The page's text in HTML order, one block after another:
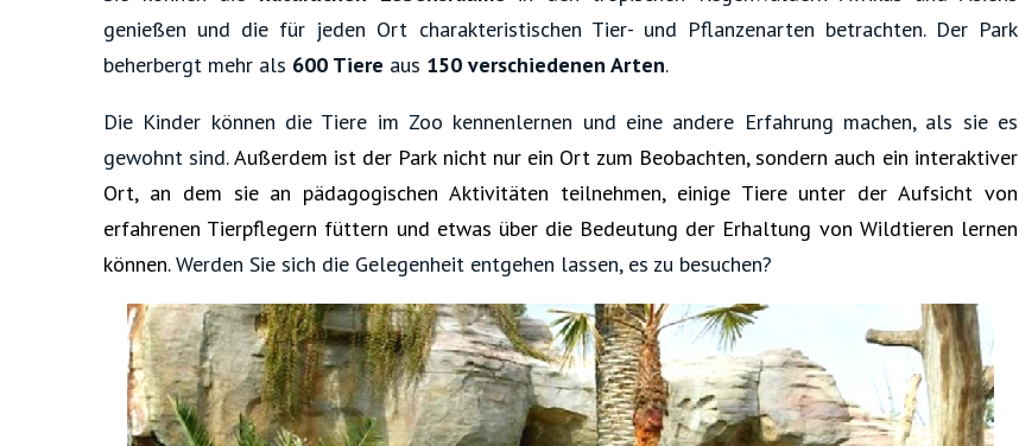
genießen und die für jeden Ort charakteristischen Tier- und Pflanzenarten betrachten. Der Park
beherbergt mehr als 600 Tiere aus 150 verschiedenen Arten.
Die Kinder können die Tiere im Zoo kennenlernen und eine andere Erfahrung machen, als sie es
gewohnt sind.Außerdem ist der Park nicht nur ein Ort zum Beobachten, sondern auch ein interaktiver
Ort, an dem sie an pädagogischen Aktivitäten teilnehmen, einige Tiere unter der Aufsicht von
erfahrenen Tierpflegern füttern und etwas über die Bedeutung der Erhaltung von Wildtieren lernen
können.Werden Sie sich die Gelegenheit entgehen lassen, es zu besuchen?